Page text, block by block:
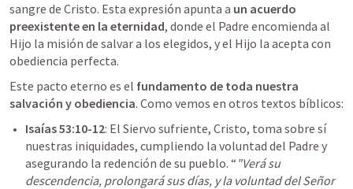
sangre de Cristo. Esta expresión apunta a un acuerdo
preexistente en la eternidad, donde el Padre encomienda al
Hijo la misión de salvar a los elegidos, y el Hijo la acepta con
obediencia perfecta.
Este pacto eterno es el fundamento de toda nuestra
salvación y obediencia. Como vemos en otros textos bíblicos:
Isaías 53:10-12: El Siervo sufriente, Cristo, toma sobre sí
nuestras iniquidades, cumpliendo la voluntad del Padre y
asegurando la redención de su pueblo. “ "Verá su
descendencia, prolongará sus días, y la voluntad del Señor